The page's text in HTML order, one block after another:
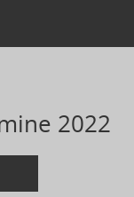
2022